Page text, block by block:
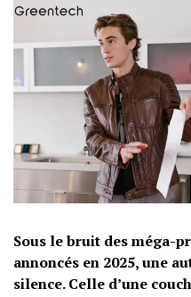
Sous le bruit des méga-
annoncés en 2025, une
silence. Celle d’une